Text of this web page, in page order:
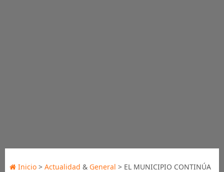
Inicio> Actualidad & General > EL MUNICIPIO CONTINÚA